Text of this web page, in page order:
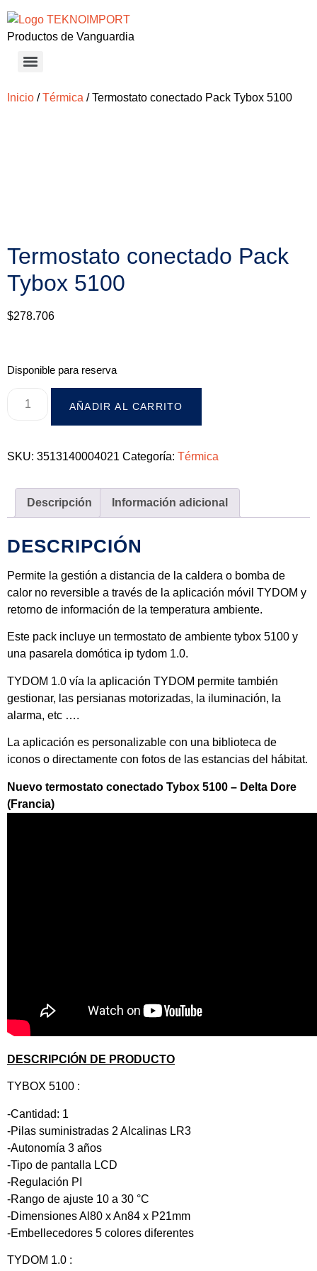
Productos de Vanguardia
Inicio /Térmica / Termostato conectado Pack Tybox 5100
Termostato conectado Pack
Tybox 5100
$278.706
Disponible para reserva
AÑADIR AL CARRITO
SKU: 3513140004021 Categoría: Térmica
Descripción Información adicional
DESCRIPCIÓN
Permite la gestión a distancia de la caldera o bomba de
calor no reversible a través de la aplicación móvil TYDOM y
retorno de información de la temperatura ambiente.
Este pack incluye un termostato de ambiente tybox 5100 y
una pasarela domótica ip tydom 1.0.
TYDOM 1.0 vía la aplicación TYDOM permite también
gestionar, las persianas motorizadas, la iluminación, la
alarma, etc ….
La aplicación es personalizable con una biblioteca de
iconos o directamente con fotos de las estancias del hábitat.
Nuevo termostato conectado Tybox 5100 – Delta Dore
(Francia)
DESCRIPCIÓN DE PRODUCTO
TYBOX 5100 :
-Cantidad: 1
-Pilas suministradas 2 Alcalinas LR3
-Autonomía 3 años
-Tipo de pantalla LCD
-Regulación PI
-Rango de ajuste 10 a 30 °C
-Dimensiones Al80 x An84 x P21mm
-Embellecedores 5 colores diferentes
TYDOM 1.0 :